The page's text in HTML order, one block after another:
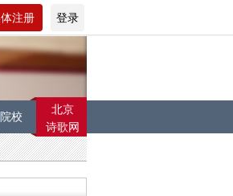
注册 登录
院校
北京
诗歌网